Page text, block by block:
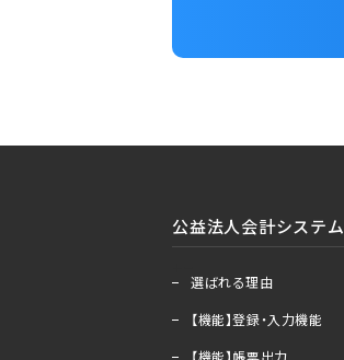
公益法人会計システム
選ばれる理由
【機能】登録・入力機能